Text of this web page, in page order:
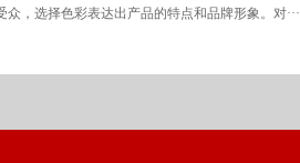
，选择色彩表达出产品的特点和品牌形象。对···